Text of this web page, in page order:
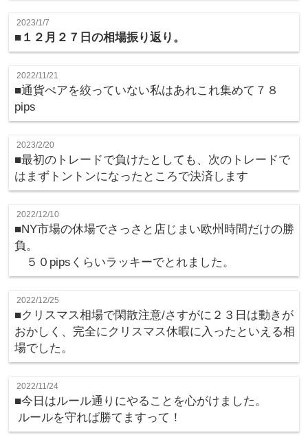
2023/1/7
■ １２月２７日の相場振り返り。
2022/11/21
■通貨ぺアを絞っていない私はあれこれ集めて７８
pips
2023/2/20
■最初のトレードで負けたとしても、次のトレードで
はまずトントンになったところで決済します
2022/12/10
■NY市場の休場でさっさと店じまい欧州時間だけの勝
負。
５０pipsくらいラッキーでとれました。
2022/12/25
■クリスマス相場で閑散注意/さすがに２３日は動きが
おかしく、完全にクリスマス休暇に入ったといえる相
場でした。
2022/11/24
■今日はルール通りにやることを心がけました。
ルールを守れば勝てますって！